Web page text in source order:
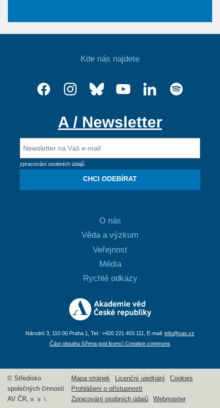
Kde nás najdete
A / Newsletter
zpracování osobních údajů
CHCI ODEBÍRAT
O nás
Věda a výzkum
Veřejnost
Média
Rychlé odkazy
Národní 3, 110 00 Praha 1, Tel.: +420 221 403 111, E-mail: info@cas.cz
Část obsahu šířena pod licencí Creative commons
© Středisko
společných činností
AV ČR, v. v. i.
Mapa stránek Licenční ujednání
Cookies
Prohlášení o přístupnosti
Zpracování osobních údajů
Webmaster